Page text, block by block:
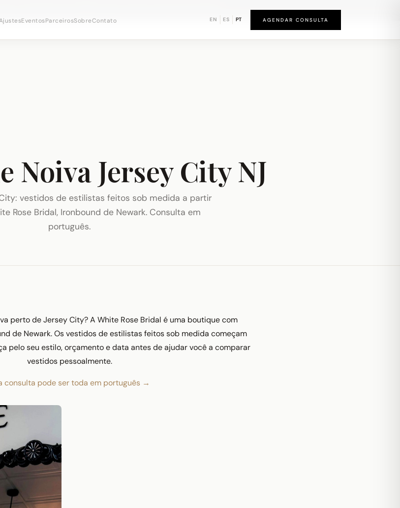
EventosParceirosSobreContato EN ES PT AGENDAR CONSULTA
Noiva Jersey City NJ
vestidos de estilistas feitos sob medida a partir
Rose Bridal, Ironbound de Newark. Consulta em
português.
perto de Jersey City? A White Rose Bridal é uma boutique com
de Newark. Os vestidos de estilistas feitos sob medida começam
pelo seu estilo, orçamento e data antes de ajudar você a comparar
vestidos pessoalmente.
consulta pode ser toda em português →